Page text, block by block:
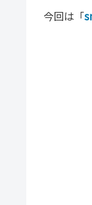
今回は「